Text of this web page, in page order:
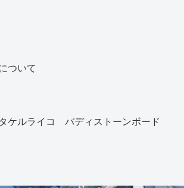
ついて
ケルライコ バディストーンボード